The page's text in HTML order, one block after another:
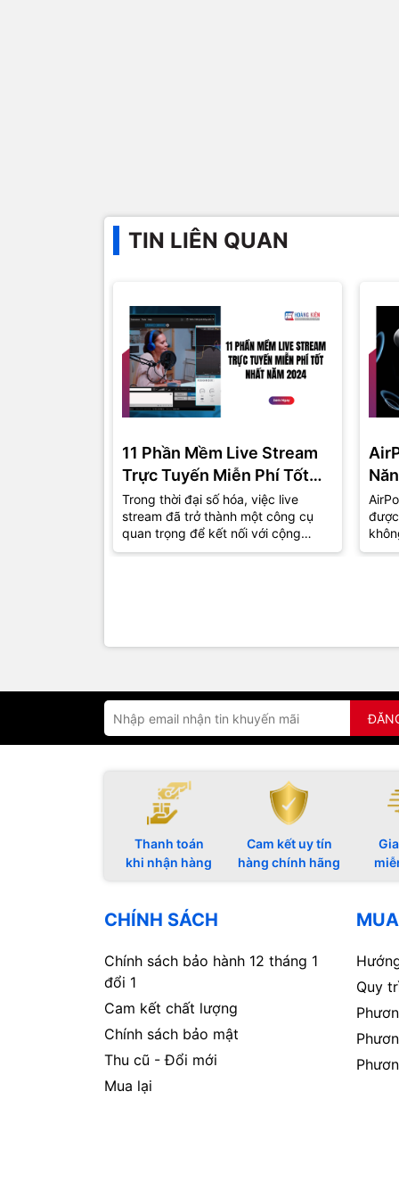
TIN LIÊN QUAN
11 Phần Mềm Live Stream
Trực Tuyến Miễn Phí Tốt
Nhất Năm 2024
Trong thời đại số hóa, việc live
stream đã trở thành một công cụ
quan trọng để kết nối với cộng
đồng và khán giả. Dù bạn là một
thu
Thanh toán
khi nhận hàng
Cam kết uy tín
hàng chính hãng
CHÍNH SÁCH
Chính sách bảo hành 12 tháng 1
đổi 1
Cam kết chất lượng
Chính sách bảo mật
Thu cũ - Đổi mới
Mua lại
Quy